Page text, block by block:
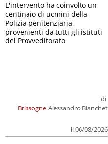
Brissogne
di
Alessandro Bianchet
il 06/08/2026
L'intervento ha coinvolto un
centinaio di uomini della
Polizia penitenziaria,
provenienti da tutti gli istituti
del Provveditorato